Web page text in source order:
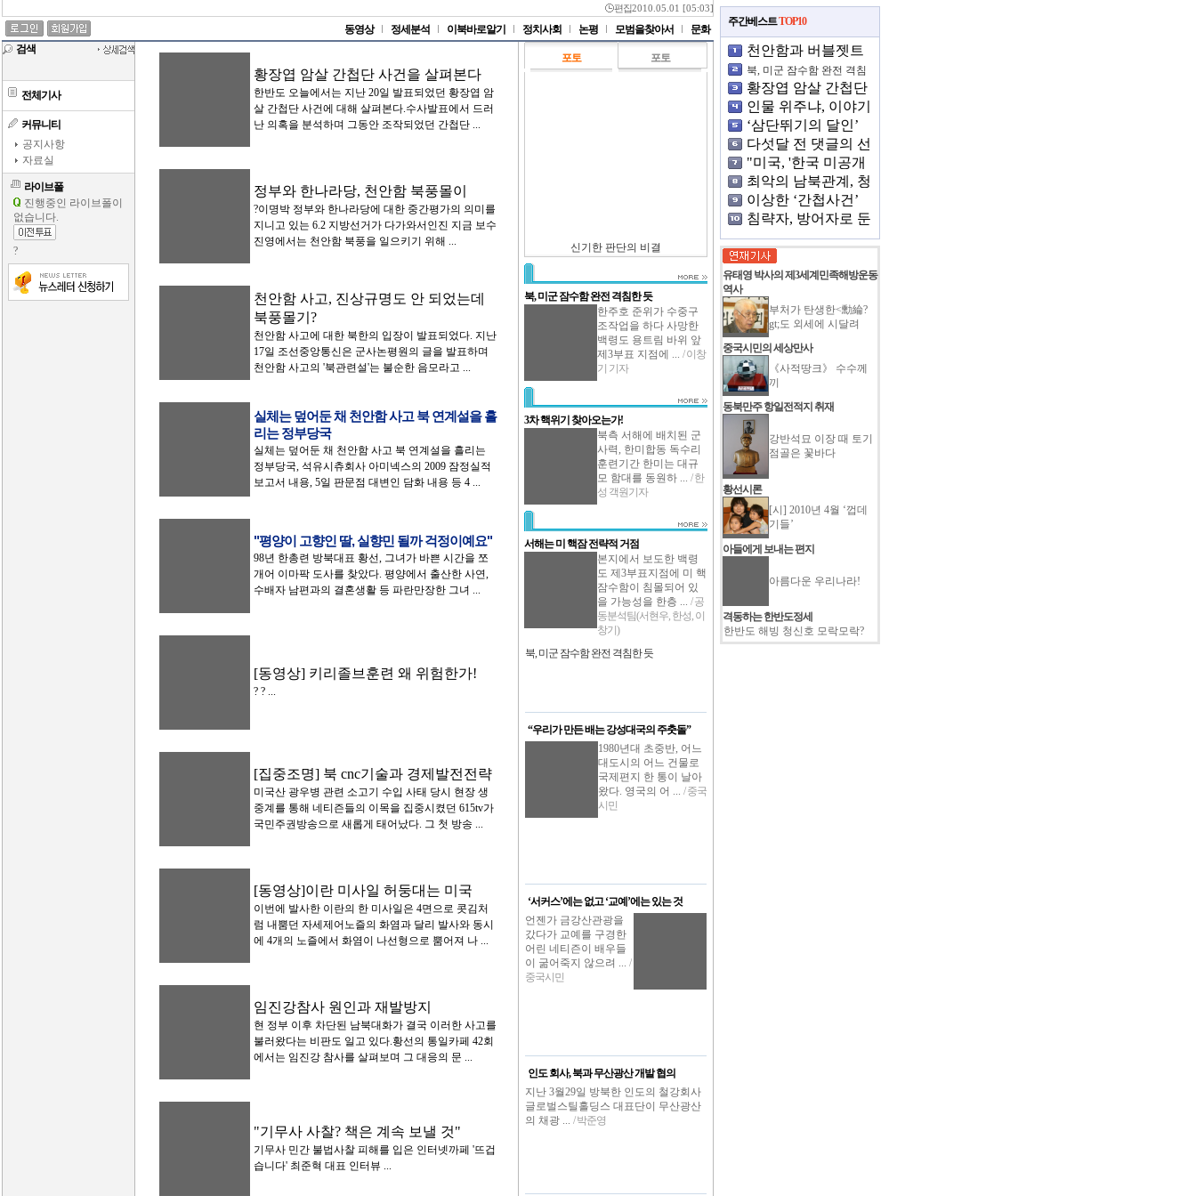
편집2010.05.01 [05:03]
동영상 정세분석 이북바로알기 정치사회 논평 모범을찾아서
문화
검색
전체기사
커뮤니티
공지사항
자료실
라이브폴
진행중인 라이브폴이
없습니다.
?
황장엽 암살 간첩단 사건을 살펴본다
한반도 오늘에서는 지난 20일 발표되었던 황장엽 암
살 간첩단 사건에 대해 살펴본다.수사발표에서 드러
난 의혹을 분석하며 그동안 조작되었던 간첩단 ...
정부와 한나라당, 천안함 북풍몰이
?이명박 정부와 한나라당에 대한 중간평가의 의미를
지니고 있는 6.2 지방선거가 다가와서인진 지금 보수
진영에서는 천안함 북풍을 일으키기 위해 ...
천안함 사고, 진상규명도 안 되었는데
북풍몰기?
천안함 사고에 대한 북한의 입장이 발표되었다. 지난
17일 조선중앙통신은 군사논평원의 글을 발표하며
천안함 사고의 '북관련설'는 불순한 음모라고 ...
실체는 덮어둔 채 천안함 사고 북 연계설을 흘
리는 정부당국
실체는 덮어둔 채 천안함 사고 북 연계설을 흘리는
정부당국, 석유시츄회사 아미넥스의 2009 잠정실적
보고서 내용, 5일 판문점 대변인 담화 내용 등 4 ...
"평양이 고향인 딸, 실향민 될까 걱정이예요"
98년 한총련 방북대표 황선, 그녀가 바쁜 시간을 쪼
개어 이마팍 도사를 찾았다. 평양에서 출산한 사연,
수배자 남편과의 결혼생활 등 파란만장한 그녀 ...
[동영상] 키리졸브훈련 왜 위험한가!
? ? ...
[집중조명] 북 cnc기술과 경제발전전략
미국산 광우병 관련 소고기 수입 사태 당시 현장 생
중계를 통해 네티즌들의 이목을 집중시켰던 615tv가
국민주권방송으로 새롭게 태어났다. 그 첫 방송 ...
[동영상]이란 미사일 허둥대는 미국
이번에 발사한 이란의 한 미사일은 4면으로 콧김처
럼 내뿜던 자세제어노즐의 화염과 달리 발사와 동시
에 4개의 노즐에서 화염이 나선형으로 뿜어져 나 ...
임진강참사 원인과 재발방지
현 정부 이후 차단된 남북대화가 결국 이러한 사고를
불러왔다는 비판도 일고 있다.황선의 통일카페 42회
에서는 임진강 참사를 살펴보며 그 대응의 문 ...
"기무사 사찰? 책은 계속 보낼 것"
기무사 민간 불법사찰 피해를 입은 인터넷까페 '뜨겁
습니다' 최준혁 대표 인터뷰 ...
포토 포토
신기한 판단의 비결
북, 미군 잠수함 완전 격침한 듯
한주호 준위가 수중구
조작업을 하다 사망한
백령도 용트림 바위 앞
제3부표 지점에 ... / 이창
기 기자
3차 핵위기 찾아오는가!
북측 서해에 배치된 군
사력, 한미합동 독수리
훈련기간 한미는 대규
모 함대를 동원하 ... / 한
성 객원기자
서해는 미 핵잠 전략적 거점
본지에서 보도한 백령
도 제3부표지점에 미 핵
잠수함이 침몰되어 있
을 가능성을 한층 ... / 공
동분석팀(서현우, 한성, 이
창기)
북, 미군 잠수함 완전 격침한 듯
“우리가 만든 배는 강성대국의 주춧돌”
1980년대 초중반, 어느
대도시의 어느 건물로
국제편지 한 통이 날아
왔다. 영국의 어 ... / 중국
시민
‘서커스’에는 없고 ‘교예’에는 있는 것
언젠가 금강산관광을
갔다가 교예를 구경한
어린 네티즌이 배우들
이 굶어죽지 않으려 ... /
중국시민
인도 회사, 북과 무산광산 개발 협의
지난 3월29일 방북한 인도의 철강회사
글로벌스틸홀딩스 대표단이 무산광산
의 채광 ... / 박준영
주간베스트TOP10
천안함과 버블젯트
그 진실은?
북, 미군 잠수함 완전 격침
한 듯
황장엽 암살 간첩단
사건을 살펴본다
인물 위주냐, 이야기
위주냐?
‘삼단뛰기의 달인’
황장엽은 행복할까?
다섯달 전 댓글의 선
견지명
"미국, '한국 미공개
자료' 다 갖고 있다"
최악의 남북관계, 청
와대를 동결해야
이상한 ‘간첩사건’
침략자, 방어자로 둔
유태영 박사의 제3세계민족해방운동
역사
부처가 탄생한<勳綸?
gt;도 외세에 시달려
중국시민의 세상만사
《사적땅크》 수수께
끼
동북만주 항일전적지 취재
강반석묘 이장 때 토기
점골은 꽃바다
황선시론
[시] 2010년 4월 ‘껍데
기들’
아들에게 보내는 편지
아름다운 우리나라!
격동하는 한반도정세
한반도 해빙 청신호 모락모락?